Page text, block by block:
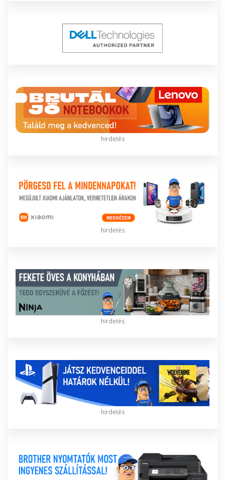
hirdetés
hirdetés
hirdetés
hirdetés